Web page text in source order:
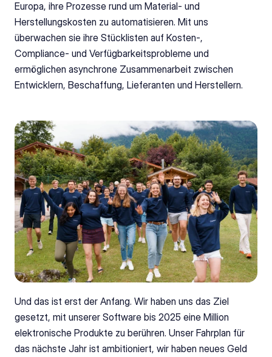
Europa, ihre Prozesse rund um Material- und
Herstellungskosten zu automatisieren. Mit uns
überwachen sie ihre Stücklisten auf Kosten-,
Compliance- und Verfügbarkeitsprobleme und
ermöglichen asynchrone Zusammenarbeit zwischen
Entwicklern, Beschaffung, Lieferanten und Herstellern.
Und das ist erst der Anfang. Wir haben uns das Ziel
gesetzt, mit unserer Software bis 2025 eine Million
elektronische Produkte zu berühren. Unser Fahrplan für
das nächste Jahr ist ambitioniert, wir haben neues Geld